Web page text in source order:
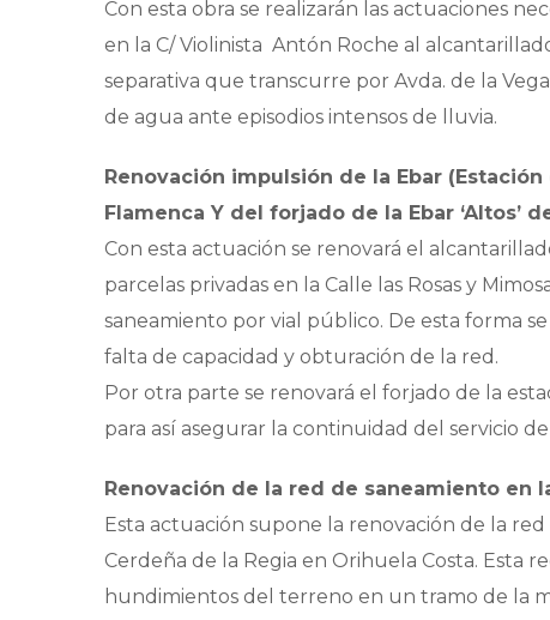
Con esta obra se realizarán las actuaciones
en la C/ Violinista Antón Roche al
separativa que transcurre por Avda. de la
de agua ante episodios intensos de lluvia.
Renovación impulsión de la Ebar
Flamenca Y del forjado de la Ebar ‘Altos’
Con esta actuación se renovará el
parcelas privadas en la Calle las Rosas y
saneamiento por vial público. De esta forma
falta de capacidad y obturación de la red.
Por otra parte se renovará el forjado de la
para así asegurar la continuidad del servicio
Renovación de la red de saneamiento en
Esta actuación supone la renovación de la
Cerdeña de la Regia en Orihuela Costa. Esta
hundimientos del terreno en un tramo de la